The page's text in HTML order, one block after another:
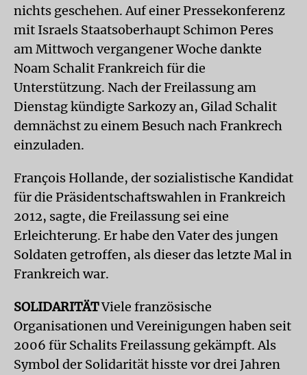
nichts geschehen. Auf einer Pressekonferenz
mit Israels Staatsoberhaupt Schimon Peres
am Mittwoch vergangener Woche dankte
Noam Schalit Frankreich für die
Unterstützung. Nach der Freilassung am
Dienstag kündigte Sarkozy an, Gilad Schalit
demnächst zu einem Besuch nach Frankrech
einzuladen.
François Hollande, der sozialistische Kandidat
für die Präsidentschaftswahlen in Frankreich
2012, sagte, die Freilassung sei eine
Erleichterung. Er habe den Vater des jungen
Soldaten getroffen, als dieser das letzte Mal in
Frankreich war.
SOLIDARITÄTViele französische
Organisationen und Vereinigungen haben seit
2006 für Schalits Freilassung gekämpft. Als
Symbol der Solidarität hisste vor drei Jahren